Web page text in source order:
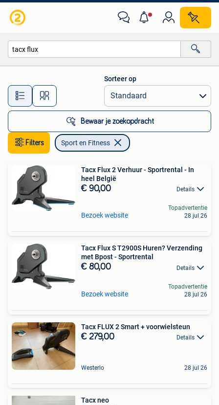
Alle afstanden…
Sorteer op
Bewaar je zoekopdracht
Filters Sport en Fitness
Tacx Flux 2 Verhuur - Sportrental - In
heel België
€ 90,00 Details
Bezoek website
Topadvertentie
28 jul 26
Tacx Flux S T2900S Huren? Verzending
met Bpost - Sportrental
€ 80,00 Details
Bezoek website
Topadvertentie
28 jul 26
Tacx FLUX 2 Smart + voorwielsteun
€ 279,00 Details
Westerlo 28 jul 26
Tacx neo